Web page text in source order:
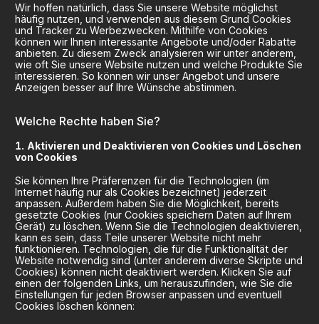
Wir hoffen natürlich, dass Sie unsere Website möglichst
häufig nutzen, und verwenden aus diesem Grund Cookies
und Tracker zu Werbezwecken. Mithilfe von Cookies
können wir Ihnen interessante Angebote und/oder Rabatte
anbieten. Zu diesem Zweck analysieren wir unter anderem,
wie oft Sie unsere Website nutzen und welche Produkte Sie
interessieren. So können wir unser Angebot und unsere
Anzeigen besser auf Ihre Wünsche abstimmen.
Welche Rechte haben Sie?
Aktivieren und Deaktivieren von Cookies und Löschen
von Cookies
Sie können Ihre Präferenzen für die Technologien (im
Internet häufig nur als Cookies bezeichnet) jederzeit
anpassen. Außerdem haben Sie die Möglichkeit, bereits
gesetzte Cookies (nur Cookies speichern Daten auf Ihrem
Gerät) zu löschen. Wenn Sie die Technologien deaktivieren,
kann es sein, dass Teile unserer Website nicht mehr
funktionieren. Technologien, die für die Funktionalität der
Website notwendig sind (unter anderem diverse Skripte und
Cookies) können nicht deaktiviert werden. Klicken Sie auf
einen der folgenden Links, um herauszufinden, wie Sie die
Einstellungen für jeden Browser anpassen und eventuell
Cookies löschen können: